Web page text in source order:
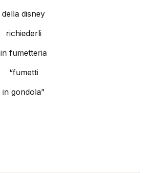
della disney
richiederli
in fumetteria
“fumetti
in gondola”